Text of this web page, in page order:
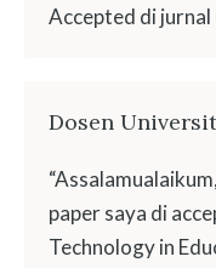
Accepted di
Dosen
paper saya di
Technology in